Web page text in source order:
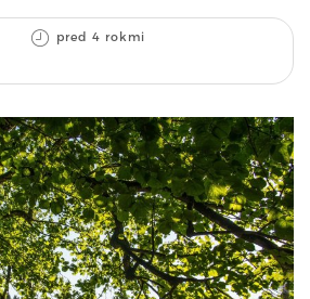
pred 4 rokmi